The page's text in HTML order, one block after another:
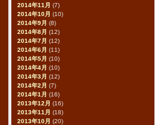
2014年11月 (7)
2014年10月 (10)
2014年9月 (8)
2014年8月 (12)
2014年7月 (12)
2014年6月 (11)
2014年5月 (10)
2014年4月 (10)
2014年3月 (12)
2014年2月 (7)
2014年1月 (16)
2013年12月 (16)
2013年11月 (18)
2013年10月 (20)